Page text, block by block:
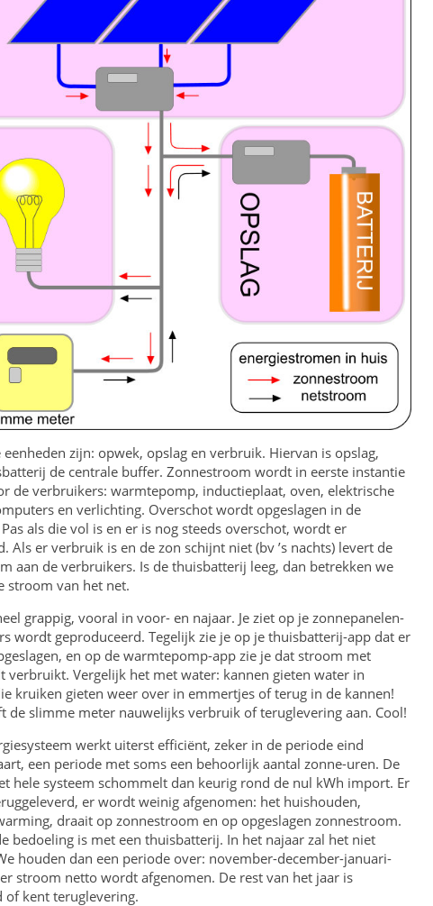
eenheden zijn: opwek, opslag en verbruik. Hiervan is opslag,
de centrale buffer. Zonnestroom wordt in eerste instantie
de verbruikers: warmtepomp, inductieplaat, oven, elektrische
en verlichting. Overschot wordt opgeslagen in de
als die vol is en er is nog steeds overschot, wordt er
Als er verbruik is en de zon schijnt niet (bv ’s nachts) levert de
aan de verbruikers. Is de thuisbatterij leeg, dan betrekken we
stroom van het net.
grappig, vooral in voor- en najaar. Je ziet op je zonnepanelen-
wordt geproduceerd. Tegelijk zie je op je thuisbatterij-app dat er
en op de warmtepomp-app zie je dat stroom met
verbruikt. Vergelijk het met water: kannen gieten water in
kruiken gieten weer over in emmertjes of terug in de kannen!
de slimme meter nauwelijks verbruik of teruglevering aan. Cool!
werkt uiterst efficiënt, zeker in de periode eind
een periode met soms een behoorlijk aantal zonne-uren. De
hele systeem schommelt dan keurig rond de nul kWh import. Er
er wordt weinig afgenomen: het huishouden,
draait op zonnestroom en op opgeslagen zonnestroom.
bedoeling is met een thuisbatterij. In het najaar zal het niet
houden dan een periode over: november-december-januari-
stroom netto wordt afgenomen. De rest van het jaar is
of kent teruglevering.